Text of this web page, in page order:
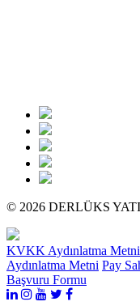
© 2026 DERLÜKS
KVKK Aydınlatma Metni
Aydınlatma Metni Pay
Başvuru Formu